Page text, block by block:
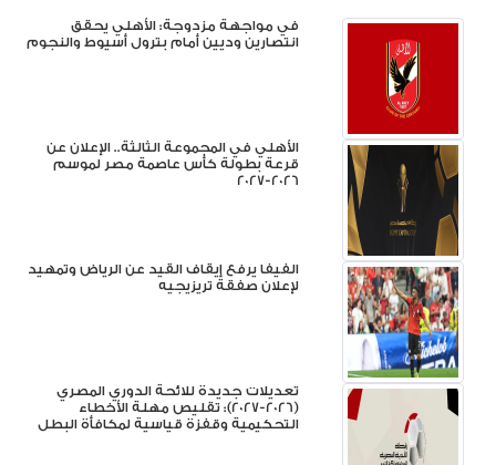
في مواجهة مزدوجة: الأهلي يحقق
انتصارين وديين أمام بترول أسيوط والنجوم
الأهلي في المجموعة الثالثة.. الإعلان عن
قرعة بطولة كأس عاصمة مصر لموسم
2026-2027
الفيفا يرفع إيقاف القيد عن الرياض وتمهيد
لإعلان صفقة تريزيجيه
تعديلات جديدة للائحة الدوري المصري
(2026-2027): تقليص مهلة الأخطاء
التحكيمية وقفزة قياسية لمكافأة البطل